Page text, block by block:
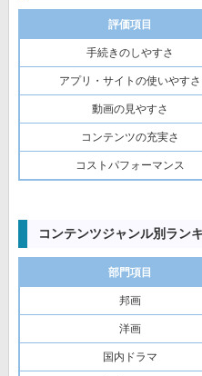
評価項目
手続きのしやすさ
アプリ・サイトの使いやすさ
動画の見やすさ
コンテンツの充実さ
コストパフォーマンス
コンテンツジャンル別ラン
部門項目
邦画
洋画
国内ドラマ